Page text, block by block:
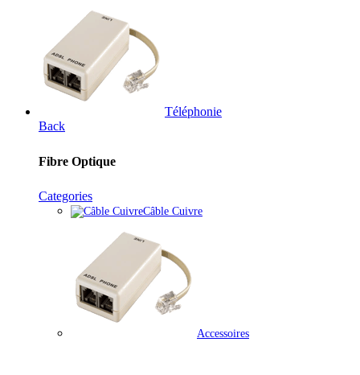
Téléphonie
Back
Fibre Optique
Categories
Câble Cuivre
Accessoires